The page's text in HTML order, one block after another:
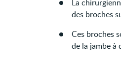
La
des broches
Ces broches
de la jambe à